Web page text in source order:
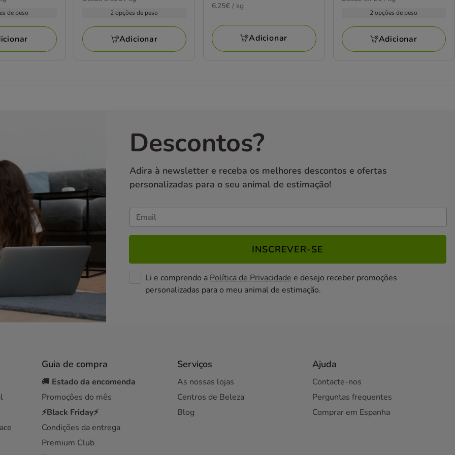
de peso
109.59€
2 opções de peso
Adicionar
74.99€
6.25€
KG
6.25€ / kg
Adicionar
80.59€
2 opções de peso
Adicionar
Descontos?
Adira à newsletter e receba os melhores descontos e ofertas
personalizadas para o seu animal de estimação!
INSCREVER-SE
Li e comprendo a Política de Privacidade e desejo receber promoções
personalizadas para o meu animal de estimação.
Guia de compra
🚚 Estado da encomenda
Promoções do mês
⚡Black Friday⚡
Condições da entrega
Premium Club
Serviços
As nossas lojas
Centros de Beleza
Blog
Ajuda
Contacte-nos
Perguntas frequentes
Comprar em Espanha